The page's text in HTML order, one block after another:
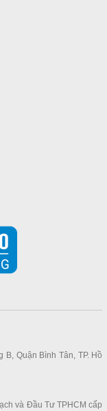
Quận Bình Tân, TP. Hồ
và Đầu Tư TPHCM cấp